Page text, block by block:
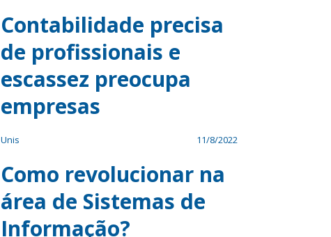
Contabilidade precisa
de profissionais e
escassez preocupa
empresas
Unis 11/8/2022
Como revolucionar na
área de Sistemas de
Informação?